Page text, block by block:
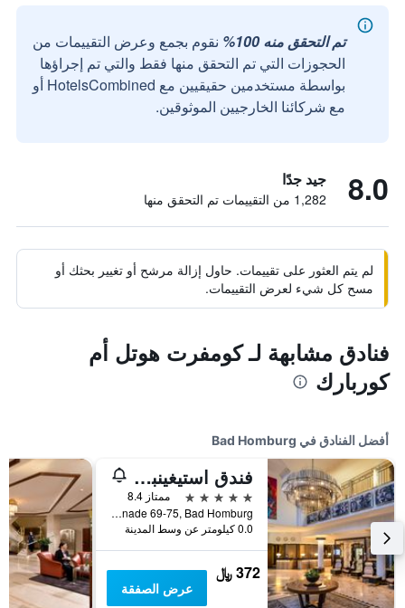
تم التحقق منه 100%
نقوم بجمع وعرض التقييمات من
الحجوزات التي تم التحقق منها فقط والتي تم إجراؤها
بواسطة مستخدمين حقيقيين مع HotelsCombined أو
مع شركائنا الخارجيين الموثوقين.
8.0 جيد جدًا
1,282 من التقييمات تم التحقق منها
لم يتم العثور على تقييمات. حاول إزالة مرشح أو تغيير بحثك أو
مسح كل شيء لعرض التقييمات.
فنادق مشابهة لـ كومفرت هوتل أم
كوربارك
أفضل الفنادق في Bad Homburg
فندق استيغينبيرغير باد هومبورغ
5 نجوم
ممتاز 8.4
Kaiser- Friedrich- Promenade 69-75, Bad Homburg, هسه, ألمانيا
0.0 كيلومتر عن وسط المدينة
372 ﷼
عرض الصفقة